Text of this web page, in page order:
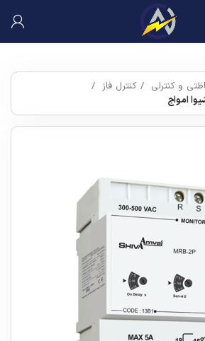
و کنترلی
کنترل فاز
امواج